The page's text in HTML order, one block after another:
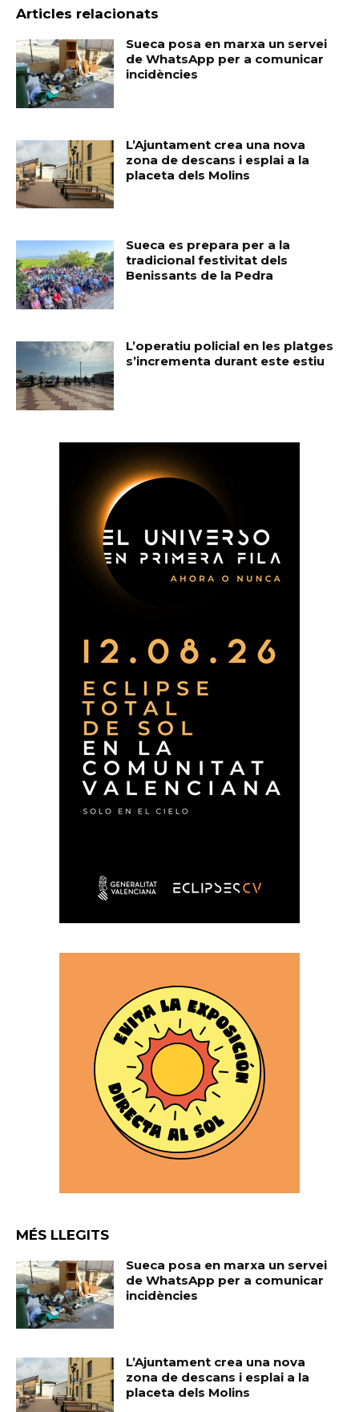
Articles relacionats
Sueca posa en marxa un servei
de WhatsApp per a comunicar
incidències
L’Ajuntament crea una nova
zona de descans i esplai a la
placeta dels Molins
Sueca es prepara per a la
tradicional festivitat dels
Benissants de la Pedra
L’operatiu policial en les platges
s’incrementa durant este estiu
MÉS LLEGITS
Sueca posa en marxa un servei
de WhatsApp per a comunicar
incidències
L’Ajuntament crea una nova
zona de descans i esplai a la
placeta dels Molins